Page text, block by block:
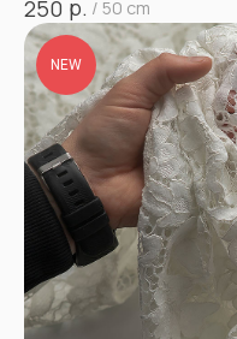
250 р. / 50 cm
NEW